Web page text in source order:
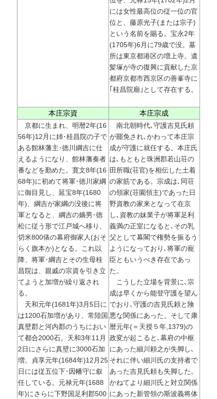
には女性最高位の従一位の官
位と、藤原光子(または宗子)
という名前を賜る。宝永2年
(1705年)6月に79歳で没。墓
所は東京都港区の増上寺。遺
髪塚が寺の復興に貢献した京
都府京都市西京区の善峯寺に
｢桂昌院廟｣として存在する。
本庄宗資
本庄宗成
京都に生まれ、明暦2年(16
56年)12月に姉･桂昌院の子で
ある館林藩主･徳川綱吉に仕
えるようになり、館林藩奏者
番などを勤めた。寛文8年(16
68年)に初めて将軍･徳川家綱
に御目見し、延宝8年(1680
年)、綱吉が家綱の没後に将
軍となると、綱吉の嫡男･徳
松に従う形で江戸城へ移り、
切米800俵の幕府御家人(おそ
らく旗本か)となる。これ以
降、将軍･綱吉とその生母桂
昌院は、親戚の宗資を引き立
てようと加増が繰り返され
る。
天和元年(1681年)3月5日に
は1200石加増があり、常陸国
真壁郡と河内郡のうちにおい
て都合2000石。天和3年11月
2日にさらに真壁に3000石加
増。貞享元年(1684年)12月25
日には従五位下･因幡守に叙
任している。元禄元年(1688
年)にさらに下野国足利郡500
南北朝時代､守護吉見氏頼
が罷免され､かわって本庄宗
成が守護に就任する。本庄氏
は､もともと珠洲郡若山荘の
田所職(荘官)を相伝した土着
の家筋である。宗成は､同荘
の領家(荘園領主)であった日
野資教の家来となって在京
し､資教の妹業子が将軍足利
義満の正室になると､その乳
父として幕閣で権勢を振るう
ようになっており､将軍の寵
臣ともいうべき存在であっ
た。
こうした立場を背景に､宗
成は早くから能登守護を望ん
でおり､守護の吉見氏頼と険
悪な関係にあった。そして康
暦元年(＝天授５年,1379)の
政変が起こると､幕府の中枢
にあった細川頼之が失脚し､
それに伴い細川氏の支持者で
あった吉見氏頼も失脚した。
かねてより細川氏と対立関係
にあった新管領の斯波義将体